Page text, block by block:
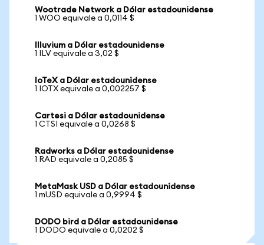
Wootrade Network a Dólar estadounidense
1 WOO equivale a 0,0114 $
Illuvium a Dólar estadounidense
1 ILV equivale a 3,02 $
IoTeX a Dólar estadounidense
1 IOTX equivale a 0,002257 $
Cartesi a Dólar estadounidense
1 CTSI equivale a 0,0268 $
Radworks a Dólar estadounidense
1 RAD equivale a 0,2085 $
MetaMask USD a Dólar estadounidense
1 mUSD equivale a 0,9994 $
DODO bird a Dólar estadounidense
1 DODO equivale a 0,0202 $